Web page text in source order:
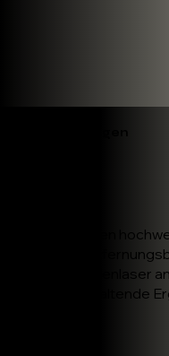
Wir bieten
Ice Diodenlaser
langanhaltende